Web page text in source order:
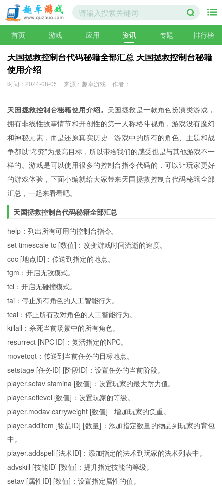
首页 游戏 应用 资讯 专题 排行榜
天国拯救控制台代码秘籍全部汇总 天国拯救控制台秘籍
使用介绍
时间：2024-08-05 来源：趣卓游戏 作者：
天国拯救控制台秘籍使用介绍。 天国拯救是一款角色扮演类游戏，
拥有非线性故事情节和开创性的第一人称格斗视角，游戏没有魔幻
和神秘元素，而是还原真实历史，游戏中的所有的角色、主题和战
争都以“考究”为最高目标，所以带给我们的感受也是与其他游戏不一
样的。游戏是可以使用很多的控制台指令代码的，可以让玩家更好
的游戏体验，下面小编就给大家带来天国拯救控制台代码秘籍全部
汇总，一起来看看吧。
天国拯救控制台代码秘籍全部汇总
help：列出所有可用的控制台指令。
set timescale to [数值]：改变游戏时间流逝的速度。
coc [地点ID]：传送到指定的地点。
tgm：开启无敌模式。
tcl：开启无碰撞模式。
tai：停止所有角色的人工智能行为。
tcai：停止所有敌对角色的人工智能行为。
killall：杀死当前场景中的所有角色。
resurrect [NPC ID]：复活指定的NPC。
movetoqt：传送到当前任务的目标地点。
setstage [任务ID] [阶段ID]：设置任务的当前阶段。
player.setav stamina [数值]：设置玩家的最大耐力值。
player.setlevel [数值]：设置玩家的等级。
player.modav carryweight [数值]：增加玩家的负重。
player.additem [物品ID] [数量]：添加指定数量的物品到玩家的背包
中。
player.addspell [法术ID]：添加指定的法术到玩家的法术列表中。
advskill [技能ID] [数值]：提升指定技能的等级。
setav [属性ID] [数值]：设置指定属性的值。